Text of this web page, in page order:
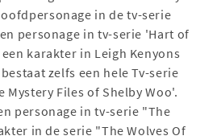
in de tv-serie
personage in tv-serie 'Hart of
karakter in Leigh Kenyons
zelfs een hele Tv-serie
Mystery Files of Shelby Woo'.
personage in tv-serie "The
in de serie "The Wolves Of